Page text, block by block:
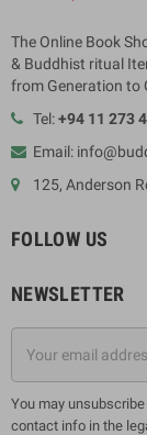
The Online Book
& Buddhist ritual
from Generation to
Tel:+94 11 273
Email:
125, Anderson
FOLLOW US
NEWSLETTER
You may
contact info in the